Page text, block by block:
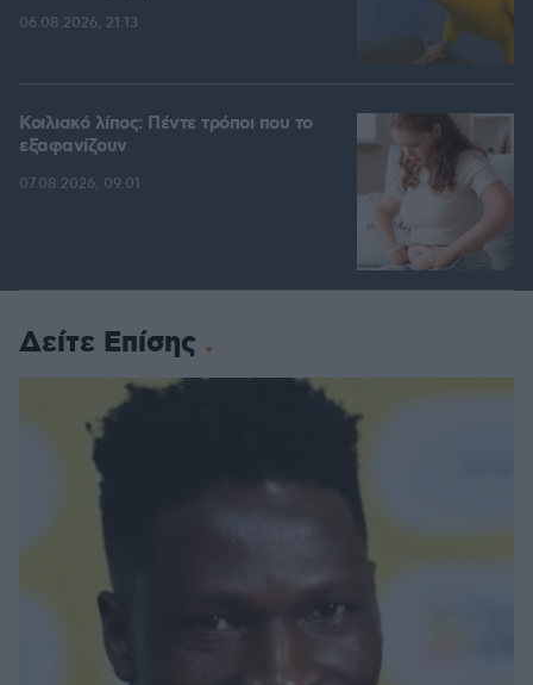
06.08.2026, 21:13
Κοιλιακό λίπος: Πέντε τρόποι που το
εξαφανίζουν
07.08.2026, 09:01
Δείτε Επίσης